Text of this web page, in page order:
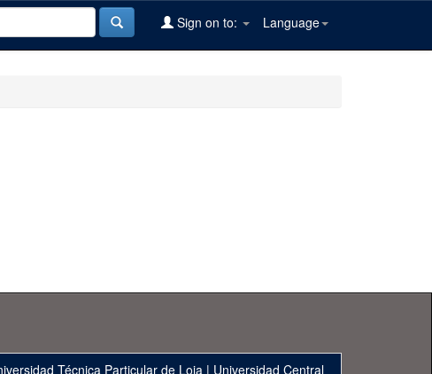
Language
Sign on to:
Técnica Particular de Loja | Universidad Central